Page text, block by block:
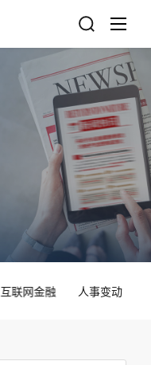
互联网金融 人事变动